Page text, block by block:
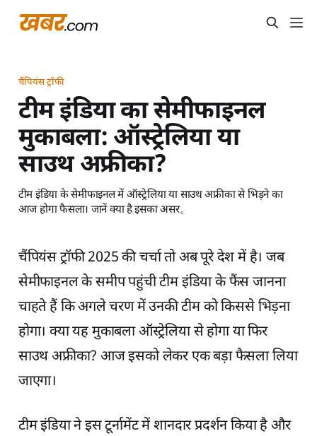
चैंपियंस ट्रॉफी
टीम इंडिया का सेमीफाइनल
मुकाबला: ऑस्ट्रेलिया या
साउथ अफ्रीका?
टीम इंडिया के सेमीफाइनल में ऑस्ट्रेलिया या साउथ अफ्रीका से भिड़ने का
आज होगा फैसला। जानें क्या है इसका असर。
चैंपियंस ट्रॉफी 2025 की चर्चा तो अब पूरे देश में है। जब
सेमीफाइनल के समीप पहुंची टीम इंडिया के फैंस जानना
चाहते हैं कि अगले चरण में उनकी टीम को किससे भिड़ना
होगा। क्या यह मुकाबला ऑस्ट्रेलिया से होगा या फिर
साउथ अफ्रीका? आज इसको लेकर एक बड़ा फैसला लिया
जाएगा।
टीम इंडिया ने इस टूर्नामेंट में शानदार प्रदर्शन किया है और